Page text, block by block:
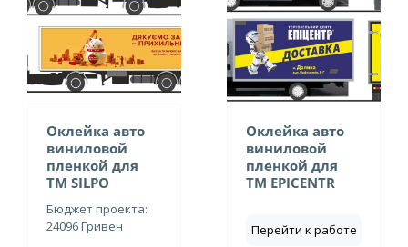
Оклейка авто
виниловой
пленкой для
ТМ SILPO
Бюджет проекта:
24096 Гривен
Оклейка авто
виниловой
пленкой для
ТМ EPICENTR
Перейти к работе